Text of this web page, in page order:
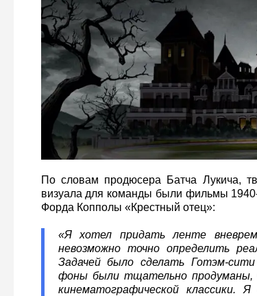
По словам продюсера Батча Лукича,
визуала для команды были фильмы 1940-
Форда Копполы «Крестный отец»:
«Я хотел придать ленте
невозможно точно определить
Задачей было сделать Готэм-
фоны были тщательно продуманы,
кинематографической классики.